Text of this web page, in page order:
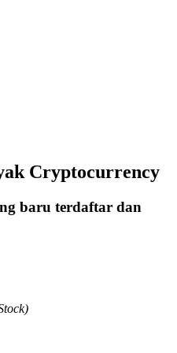
BTR
Crypto
Cryptocurrency
baru terdaftar dan